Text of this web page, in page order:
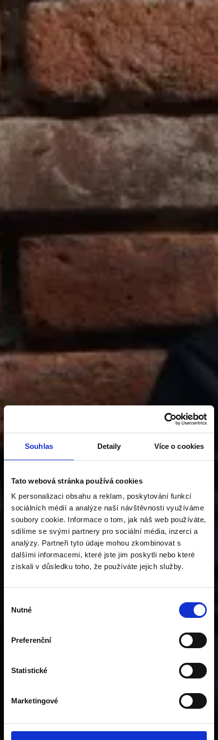
Souhlas Detaily Více o cookies
Tato webová stránka používá cookies
K personalizaci obsahu a reklam, poskytování funkcí
sociálních médií a analýze naší návštěvnosti využíváme
soubory cookie. Informace o tom, jak náš web používáte,
sdílíme se svými partnery pro sociální média, inzerci a
analýzy. Partneři tyto údaje mohou zkombinovat s
dalšími informacemi, které jste jim poskytli nebo které
získali v důsledku toho, že používáte jejich služby.
souhlasu
Nutné
Preferenční
Statistické
Marketingové